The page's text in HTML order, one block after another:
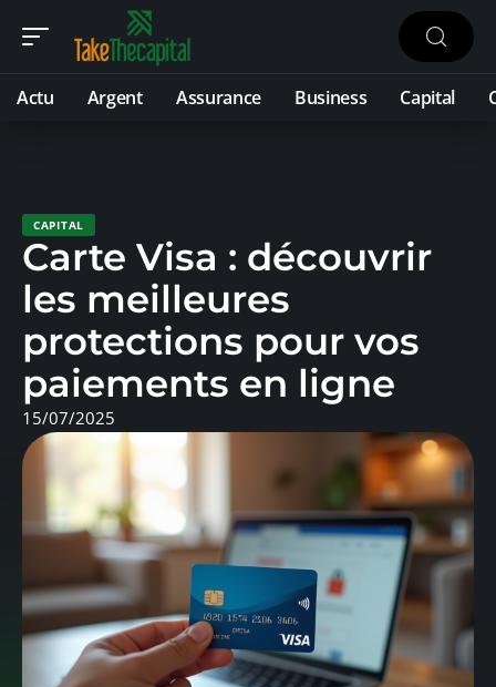
Actu Argent Assurance Business Capital
CAPITAL
Carte Visa : découvrir
les meilleures
protections pour vos
paiements en ligne
15/07/2025